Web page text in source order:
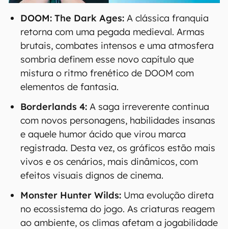
DOOM: The Dark Ages: A clássica franquia
retorna com uma pegada medieval. Armas
brutais, combates intensos e uma atmosfera
sombria definem esse novo capítulo que
mistura o ritmo frenético de DOOM com
elementos de fantasia.
Borderlands 4: A saga irreverente continua
com novos personagens, habilidades insanas
e aquele humor ácido que virou marca
registrada. Desta vez, os gráficos estão mais
vivos e os cenários, mais dinâmicos, com
efeitos visuais dignos de cinema.
Monster Hunter Wilds: Uma evolução direta
no ecossistema do jogo. As criaturas reagem
ao ambiente, os climas afetam a jogabilidade